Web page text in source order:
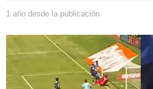
1 año desde la publicación
ñ
o
d
e
s